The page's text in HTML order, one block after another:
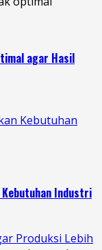
agar Hasil
Kebutuhan
Industri
Produksi Lebih